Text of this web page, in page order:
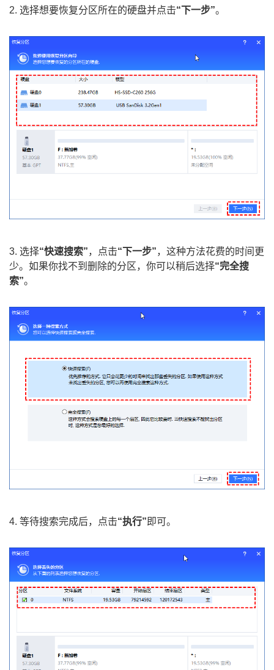
2. 选择想要恢复分区所在的硬盘并点击“下一步”。
3. 选择“快速搜索”，点击“下一步”，这种方法花费的时间更
少。如果你找不到删除的分区，你可以稍后选择“完全搜
索”。
4. 等待搜索完成后，点击“执行” 即可。